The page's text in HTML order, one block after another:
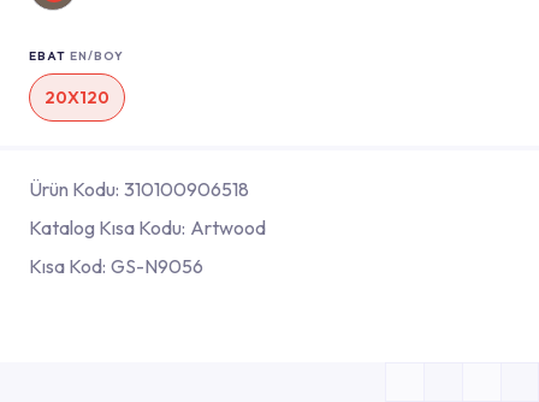
EBAT EN/BOY
20X120
Ürün Kodu: 310100906518
Katalog Kısa Kodu: Artwood
Kısa Kod: GS-N9056